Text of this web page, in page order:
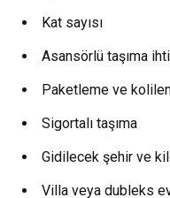
Kat sayısı
Asansörlü taşıma
Paketleme ve
Sigortalı taşıma
Gidilecek şehir ve
Villa veya dubleks